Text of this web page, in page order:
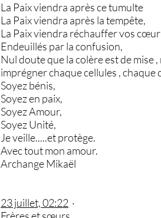
La Paix viendra après ce tumulte
La Paix viendra après la tempête,
La Paix viendra réchauffer vos
Endeuillés par la confusion,
Nul doute que la colère est de mise
imprégner chaque cellules ,
Soyez bénis,
Soyez en paix,
Soyez Amour,
Soyez Unité,
Je veille.....et protège.
Avec tout mon amour.
Archange Mikaël
23 juillet, 02:22 ·